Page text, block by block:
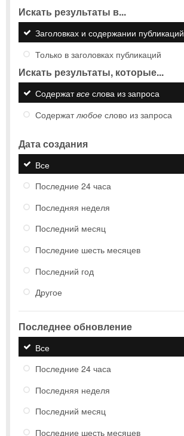
Искать результаты в...
Заголовках и содержании публикаций
Только в заголовках публикаций
Искать результаты, которые...
Содержатвсе слова из запроса
Содержатлюбое слово из запроса
Дата создания
Все
Последние 24 часа
Последняя неделя
Последний месяц
Последние шесть месяцев
Последний год
Другое
Последнее обновление
Все
Последние 24 часа
Последняя неделя
Последний месяц
Последние шесть месяцев